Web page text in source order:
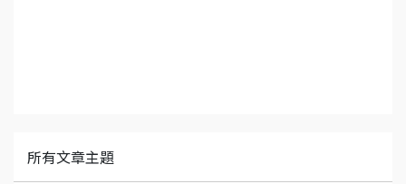
所有文章主題